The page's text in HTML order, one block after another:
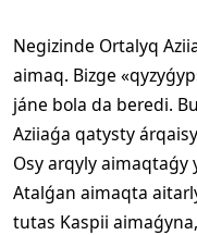
Negizinde Ortalyq
aimaq. Bizge
jáne bola da beredi.
Aziiaǵa qatysty
Osy arqyly aimaqtaǵy
Atalǵan aimaqta
tutas Kaspii